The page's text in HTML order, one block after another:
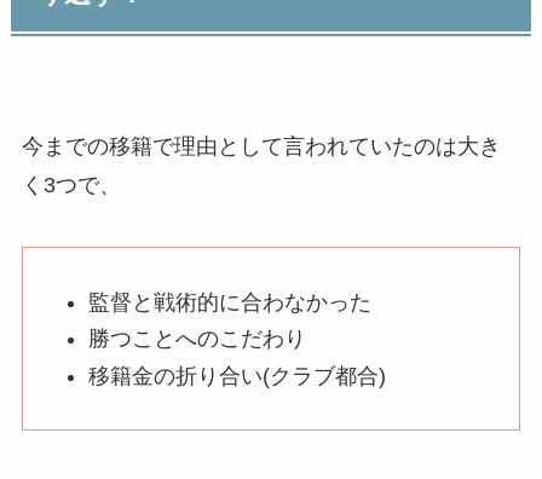
今までの移籍で理由として言われていたのは大き
く3つで、
監督と戦術的に合わなかった
勝つことへのこだわり
移籍金の折り合い(クラブ都合)